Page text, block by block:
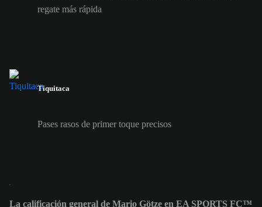
regate más rápida
Tiquitaca
Pases rasos de primer toque precisos
La calificación general de Mario Götze en EA SPORTS FC™